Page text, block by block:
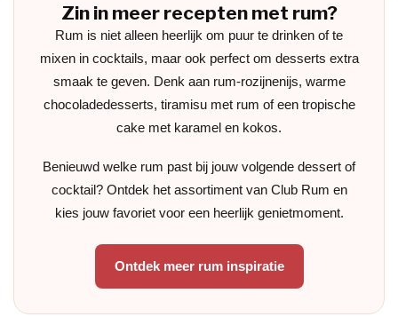
Zin in meer recepten met rum?
Rum is niet alleen heerlijk om puur te drinken of te
mixen in cocktails, maar ook perfect om desserts extra
smaak te geven. Denk aan rum-rozijnenijs, warme
chocoladedesserts, tiramisu met rum of een tropische
cake met karamel en kokos.
Benieuwd welke rum past bij jouw volgende dessert of
cocktail? Ontdek het assortiment van Club Rum en
kies jouw favoriet voor een heerlijk genietmoment.
Ontdek meer rum inspiratie